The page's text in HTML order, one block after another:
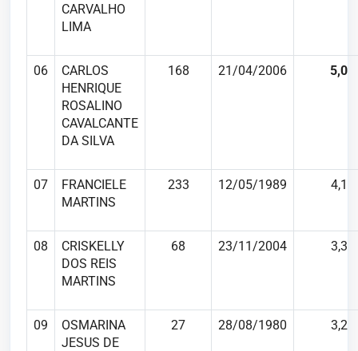
CARVALHO
LIMA
06
CARLOS
HENRIQUE
ROSALINO
CAVALCANTE
DA SILVA
168 21/04/2006 5,0
07
FRANCIELE
MARTINS
233 12/05/1989 4,1
08
CRISKELLY
DOS REIS
MARTINS
68 23/11/2004 3,3
09
OSMARINA
JESUS DE
27 28/08/1980 3,2